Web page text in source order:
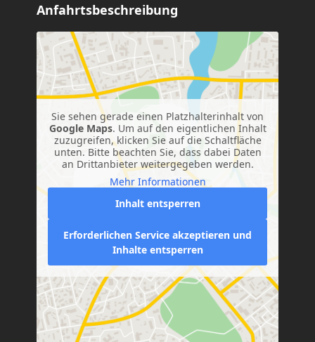
Anfahrtsbeschreibung
Sie sehen gerade einen Platzhalterinhalt von
Google Maps. Um auf den eigentlichen Inhalt
zuzugreifen, klicken Sie auf die Schaltfläche
unten. Bitte beachten Sie, dass dabei Daten
an Drittanbieter weitergegeben werden.
Mehr Informationen
Inhalt entsperren
Erforderlichen Service akzeptieren und
Inhalte entsperren